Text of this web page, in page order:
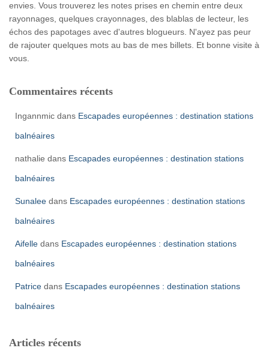
envies. Vous trouverez les notes prises en chemin entre deux
rayonnages, quelques crayonnages, des blablas de lecteur, les
échos des papotages avec d'autres blogueurs. N'ayez pas peur
de rajouter quelques mots au bas de mes billets. Et bonne visite à
vous.
Commentaires récents
Ingannmic dans Escapades européennes : destination stations
balnéaires
nathalie dans Escapades européennes : destination stations
balnéaires
Sunalee dans Escapades européennes : destination stations
balnéaires
Aifelle dans Escapades européennes : destination stations
balnéaires
Patrice dans Escapades européennes : destination stations
balnéaires
Articles récents